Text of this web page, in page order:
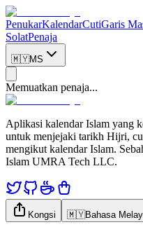
PenukarKalendarCutiGaris
SolatPenaja
🇲🇾MS
Memuatkan penaja...
Aplikasi kalendar Islam yang
untuk menjejaki tarikh Hijri,
mengikut kalendar Islam.
Islam UMRA Tech LLC.
Kongsi 🇲🇾Bahasa